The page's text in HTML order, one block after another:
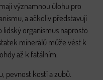
významnou úlohu pro
a ačkoliv představují
lidský organismus naprosto
minerálů může vést k
až k fatálním.
pevnost kostí a zubů.